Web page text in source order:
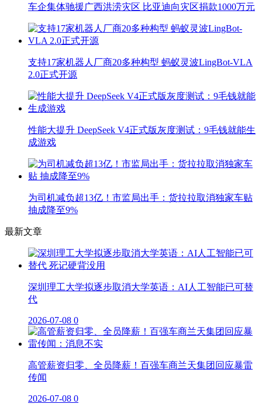
车企集体驰援广西洪涝灾区 比亚迪向灾区捐款1000万元
支持17家机器人厂商20多种构型 蚂蚁灵波LingBot-VLA
2.0正式开源
性能大提升 DeepSeek V4正式版灰度测试：9毛钱就能生
成游戏
为司机减负超13亿！市监局出手：货拉拉取消独家车贴
抽成降至9%
最新文章
深圳理工大学拟逐步取消大学英语：AI人工智能已可替
代
2026-07-08 0
高管薪资归零、全员降薪！百强车商兰天集团回应暴雷
传闻
2026-07-08 0